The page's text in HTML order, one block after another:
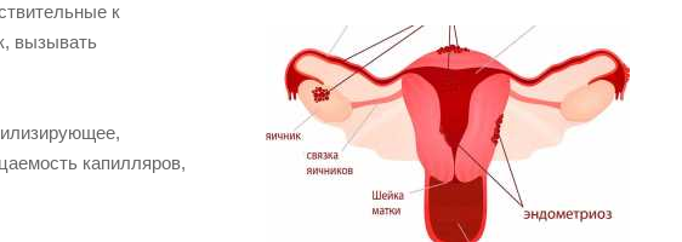
к
вызывать
капилляров,